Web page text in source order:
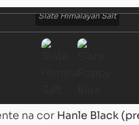
Slate Himalayan Salt
na cor Hanle Black